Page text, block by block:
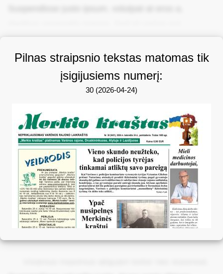
Pilnas straipsnio tekstas matomas tik
įsigijusiems numerį:
30 (2026-04-24)